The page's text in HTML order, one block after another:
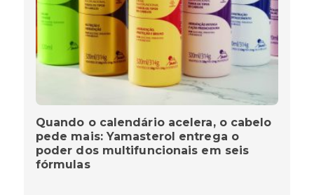
Quando o calendário acelera, o cabelo
pede mais: Yamasterol entrega o
poder dos multifuncionais em seis
fórmulas